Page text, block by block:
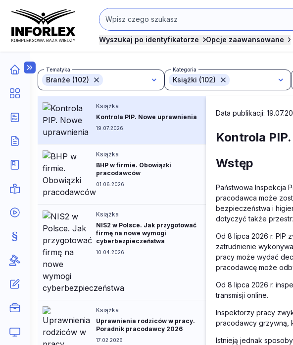
Wyszukaj po identyfikatorze Opcje zaawansowane
Tematyka
Branże (102)
Kategoria
Książki (102)
Książka
Kontrola PIP. Nowe uprawnienia
19.07.2026
Książka
BHP w firmie. Obowiązki
pracodawców
01.06.2026
Książka
NIS2 w Polsce. Jak przygotować
firmę na nowe wymogi
cyberbezpieczeństwa
10.04.2026
Książka
Uprawnienia rodziców w pracy.
Poradnik pracodawcy 2026
17.02.2026
Data publikacji:
Kontrola
Wstęp
Państwowa Inspekcja
pracodawca może
bezpieczeństwa i
dotyczyć także
Od 8 lipca 2026 r. PIP
zatrudnienie
pracy może wydać
pracodawcę może
Od 8 lipca 2026 r.
transmisji online.
Inspektorzy pracy
pracodawcy grzywną,
Istnieją jednak